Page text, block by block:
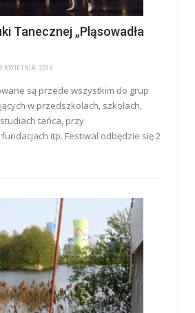
Tanecznej „Pląsowadła
KWIETNIA 2018
są przede wszystkim do grup
w przedszkolach, szkołach,
tańca, przy
itp. Festiwal odbędzie się 2